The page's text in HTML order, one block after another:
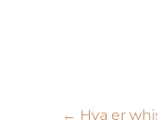
← Hva er